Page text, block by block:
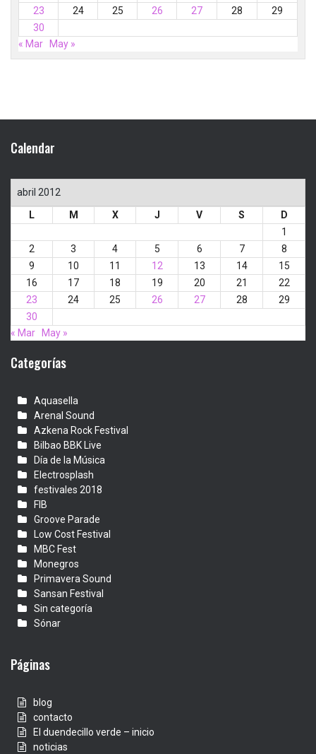
23
24 25 26 27 28
29
30
« Mar
May »
Calendar
abril 2012
L
M X J V S
D
1
2
3 4 5 6 7
8
9
10 11 12 13 14
15
16
17 18 19 20 21
22
23
24 25 26 27 28
29
30
« Mar
May »
Categorías
Aquasella
Arenal Sound
Azkena Rock Festival
Bilbao BBK Live
Día de la Música
Electrosplash
festivales 2018
FIB
Groove Parade
Low Cost Festival
MBC Fest
Monegros
Primavera Sound
Sansan Festival
Sin categoría
Sónar
Páginas
blog
contacto
El duendecillo verde – inicio
noticias